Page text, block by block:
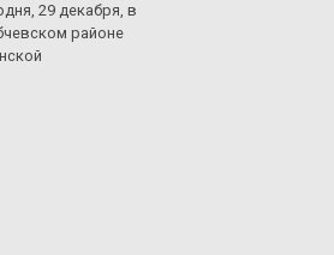
29 декабря, в
районе